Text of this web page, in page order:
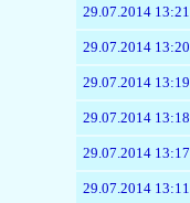
29.07.2014 13:21
29.07.2014 13:20
29.07.2014 13:19
29.07.2014 13:18
29.07.2014 13:17
29.07.2014 13:11